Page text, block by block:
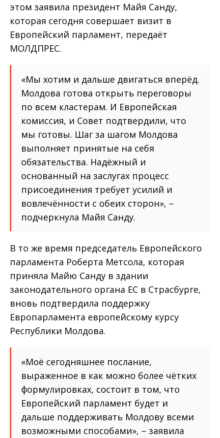
этом заявила президент Майя Санду,
которая сегодня совершает визит в
Европейский парламент, передаёт
МОЛДПРЕС.
«Мы хотим и дальше двигаться вперёд.
Молдова готова открыть переговоры
по всем кластерам. И Европейская
комиссия, и Совет подтвердили, что
мы готовы. Шаг за шагом Молдова
выполняет принятые на себя
обязательства. Надёжный и
основанный на заслугах процесс
присоединения требует усилий и
вовлечённости с обеих сторон», –
подчеркнула Майя Санду.
В то же время председатель Европейского
парламента Роберта Метсола, которая
приняла Майю Санду в здании
законодательного органа ЕС в Страсбурге,
вновь подтвердила поддержку
Европарламента европейскому курсу
Республики Молдова.
«Моё сегодняшнее послание,
выраженное в как можно более чётких
формулировках, состоит в том, что
Европейский парламент будет и
дальше поддерживать Молдову всеми
возможными способами», – заявила